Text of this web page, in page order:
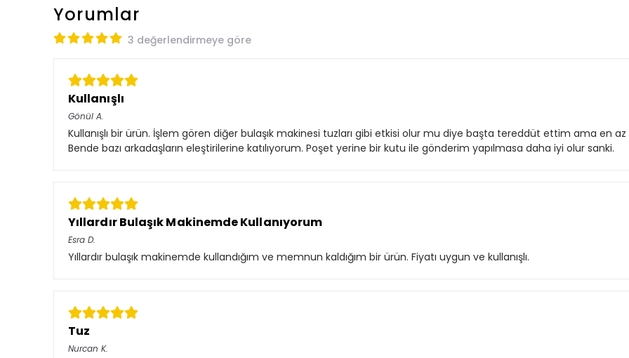
Yorumlar
3 değerlendirmeye göre
Kullanışlı
Gönül A.
Kullanışlı bir ürün. İşlem gören diğer bulaşık makinesi tuzları gibi etkisi olur mu diye başta tereddüt ettim ama en
Bende bazı arkadaşların eleştirilerine katılıyorum. Poşet yerine bir kutu ile gönderim yapılmasa daha iyi olur sanki.
Yıllardır Bulaşık Makinemde Kullanıyorum
Esra D.
Yıllardır bulaşık makinemde kullandığım ve memnun kaldığım bir ürün. Fiyatı uygun ve kullanışlı.
Tuz
Nurcan K.